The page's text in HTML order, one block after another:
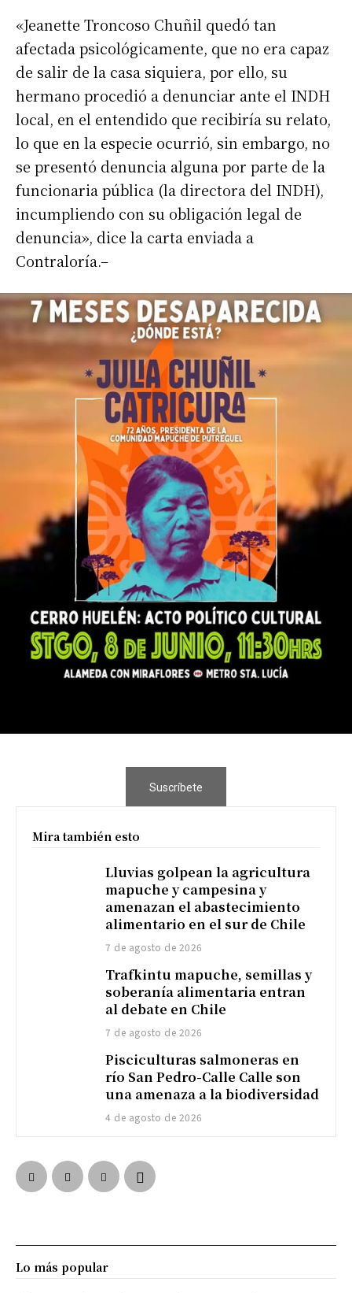
«Jeanette Troncoso Chuñil quedó tan
afectada psicológicamente, que no era capaz
de salir de la casa siquiera, por ello, su
hermano procedió a denunciar ante el INDH
local, en el entendido que recibiría su relato,
lo que en la especie ocurrió, sin embargo, no
se presentó denuncia alguna por parte de la
funcionaria pública (la directora del INDH),
incumpliendo con su obligación legal de
denuncia», dice la carta enviada a
Contraloría.–
Suscríbete
Mira también esto
Lluvias golpean la agricultura
mapuche y campesina y
amenazan el abastecimiento
alimentario en el sur de Chile
7 de agosto de 2026
Trafkintu mapuche, semillas y
soberanía alimentaria entran
al debate en Chile
7 de agosto de 2026
Pisciculturas salmoneras en
río San Pedro-Calle Calle son
una amenaza a la biodiversidad
4 de agosto de 2026
Lo más popular